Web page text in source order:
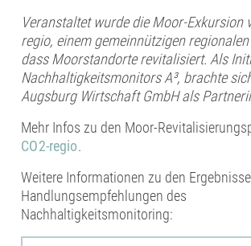
Veranstaltet wurde die Moor-Exkursion
regio, einem gemeinnützigen
dass Moorstandorte revitalisiert. Als
Nachhaltigkeitsmonitors A³, brachte
Augsburg Wirtschaft GmbH als
Mehr Infos zu den Moor-
CO2-regio.
Weitere Informationen zu den
Handlungsempfehlungen des
Nachhaltigkeitsmonitoring: